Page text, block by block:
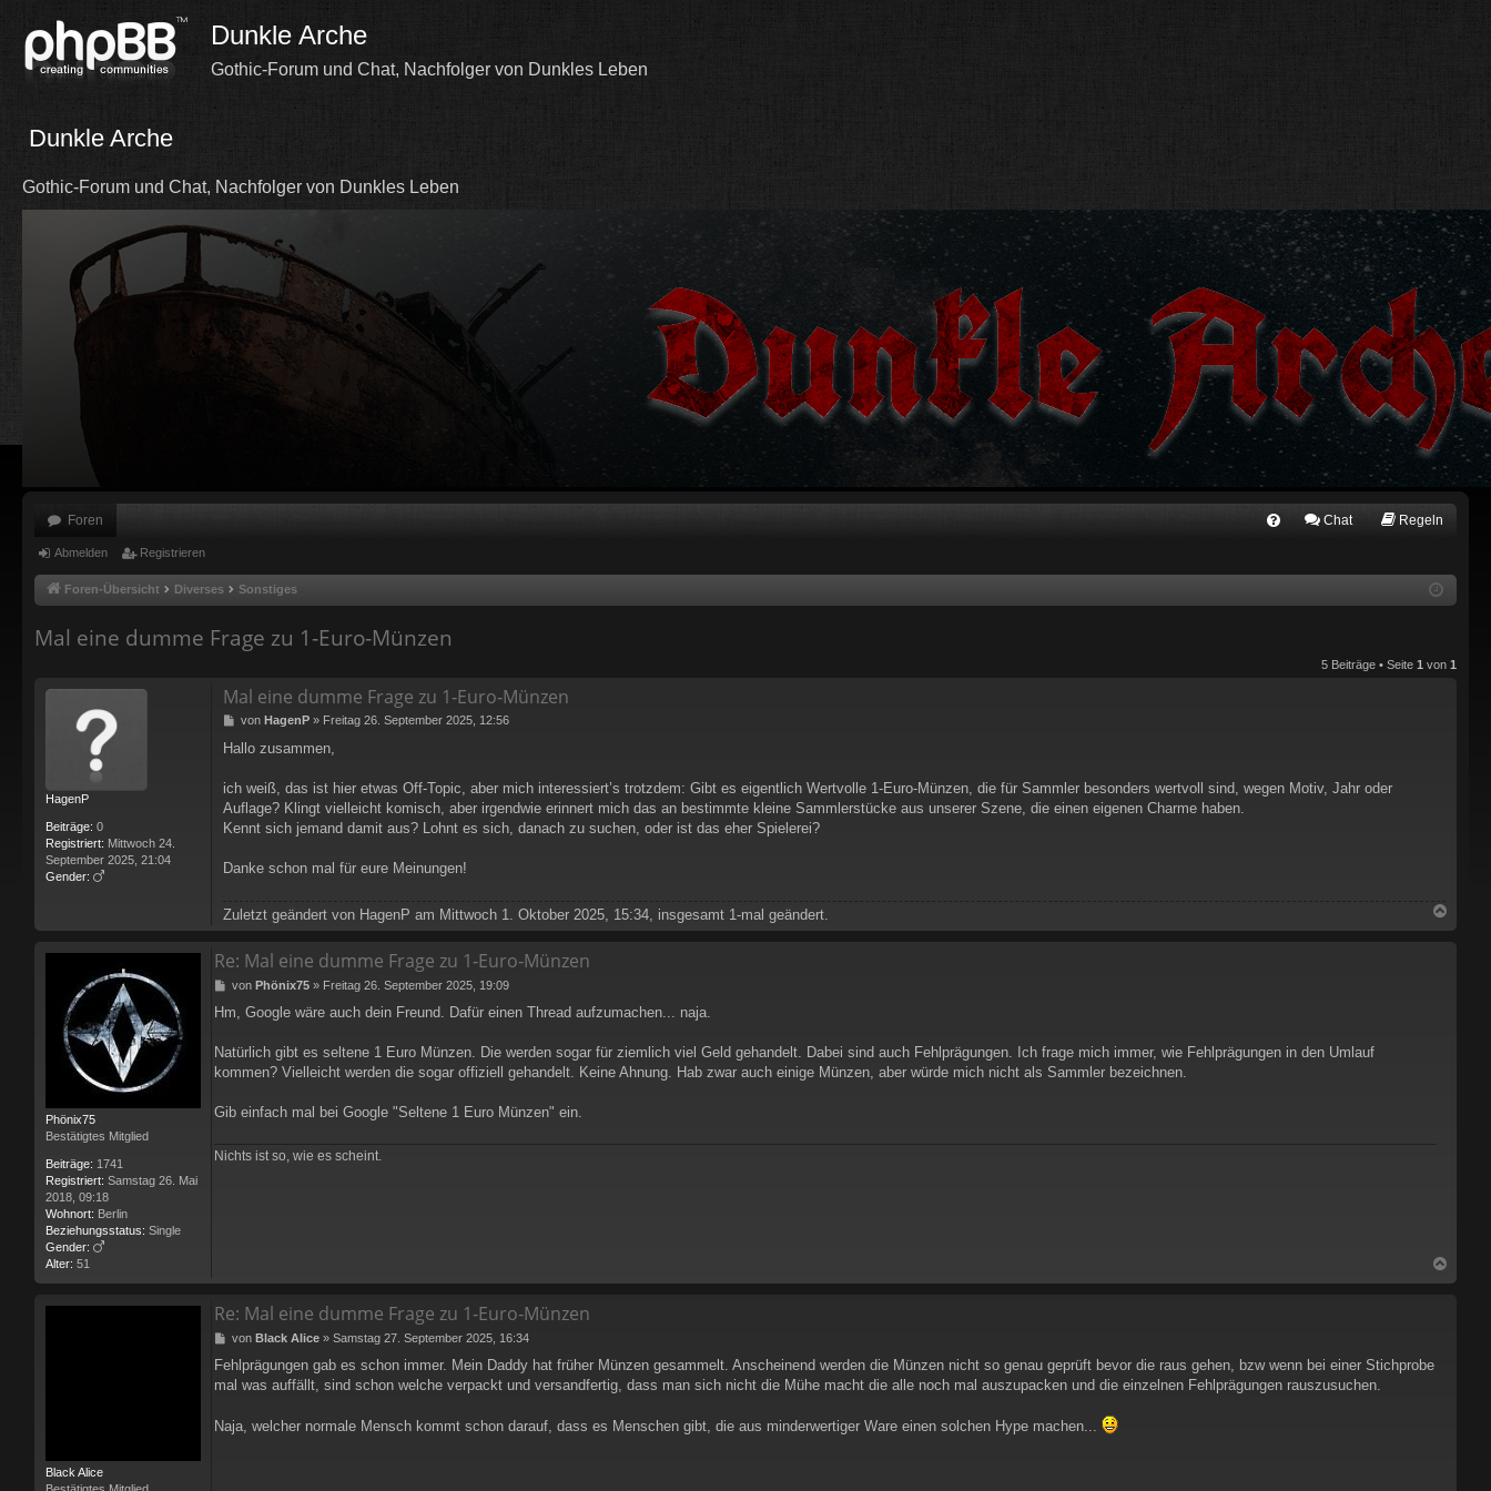
Dunkle Arche
Gothic-Forum und Chat, Nachfolger von Dunkles Leben
Dunkle Arche
Gothic-Forum und Chat, Nachfolger von Dunkles Leben
Foren Chat Regeln
Abmelden Registrieren
Foren-Übersicht Diverses Sonstiges
Mal eine dumme Frage zu 1‑Euro‑Münzen
5 Beiträge • Seite 1 von 1
HagenP
Beiträge: 0
Registriert: Mittwoch 24.
September 2025, 21:04
Gender:
Mal eine dumme Frage zu 1‑Euro‑Münzen
B
i
r
a
von HagenP» Freitag 26. September 2025, 12:56
Hallo zusammen,
ich weiß, das ist hier etwas Off-Topic, aber mich interessiert’s trotzdem: Gibt es eigentlich Wertvolle 1‑Euro‑Münzen , die für Sammler besonders wertvoll sind, wegen Motiv, Jahr oder
Auflage? Klingt vielleicht komisch, aber irgendwie erinnert mich das an bestimmte kleine Sammlerstücke aus unserer Szene, die einen eigenen Charme haben.
Kennt sich jemand damit aus? Lohnt es sich, danach zu suchen, oder ist das eher Spielerei?
Danke schon mal für eure Meinungen!
Zuletzt geändert von HagenP am Mittwoch 1. Oktober 2025, 15:34, insgesamt 1-mal geändert.
a
Phönix75
Bestätigtes Mitglied
Beiträge: 1741
Registriert: Samstag 26. Mai
2018, 09:18
Wohnort: Berlin
Beziehungsstatus: Single
Gender:
Alter: 51
Re: Mal eine dumme Frage zu 1‑Euro‑Münzen
B
r
a
von Phönix75» Freitag 26. September 2025, 19:09
Hm, Google wäre auch dein Freund. Dafür einen Thread aufzumachen... naja.
Natürlich gibt es seltene 1 Euro Münzen. Die werden sogar für ziemlich viel Geld gehandelt. Dabei sind auch Fehlprägungen. Ich frage mich immer, wie Fehlprägungen in den Umlauf
kommen? Vielleicht werden die sogar offiziell gehandelt. Keine Ahnung. Hab zwar auch einige Münzen, aber würde mich nicht als Sammler bezeichnen.
Gib einfach mal bei Google "Seltene 1 Euro Münzen" ein.
Nichts ist so, wie es scheint.
a
Black Alice
Re: Mal eine dumme Frage zu 1‑Euro‑Münzen
B
i
t
a
g
von Black Alice» Samstag 27. September 2025, 16:34
Fehlprägungen gab es schon immer. Mein Daddy hat früher Münzen gesammelt. Anscheinend werden die Münzen nicht so genau geprüft bevor die raus gehen, bzw wenn bei einer Stichprobe
mal was auffällt, sind schon welche verpackt und versandfertig, dass man sich nicht die Mühe macht die alle noch mal auszupacken und die einzelnen Fehlprägungen rauszusuchen.
Naja, welcher normale Mensch kommt schon darauf, dass es Menschen gibt, die aus minderwertiger Ware einen solchen Hype machen...